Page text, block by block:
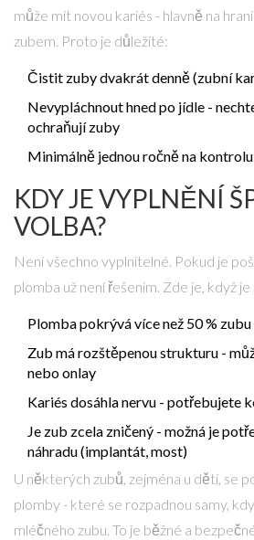
může mít novou kariés - hlavně na
zubem. Proto je důležité:
Čistit zuby dvakrát denně (zubní
Nevypláchnout hned po jídle -
ochraňují zuby
Minimálně jednou ročně na
KDY JE VYPLNĚNÍ
VOLBA?
Není všechno vyplnitelné. Pokud je
plomba už není řešením. Zde je, když
Plomba pokrývá více než 50 %
Zub má rozštěpenou strukturu -
nebo onlay
Kariés dosáhla nervu - potřebujete
Je zub zcela zničený - možná je
náhradu (implantát, most)
U některých zubů, zejména u dětí, se
plomby - které se rozpadnou samy,
mléčného zubu. To je běžné a